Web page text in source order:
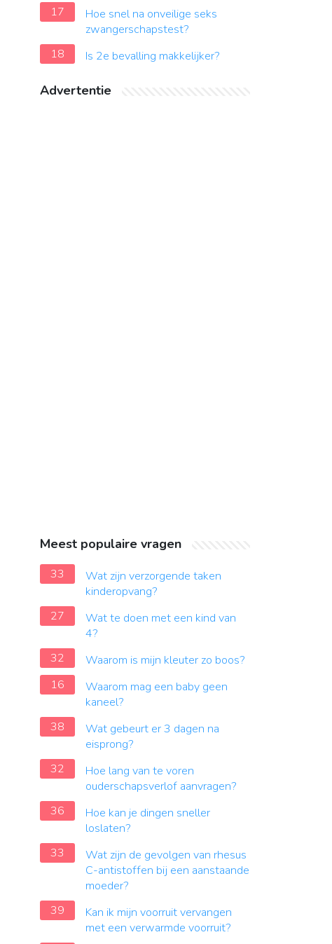
17
Hoe snel na onveilige seks
zwangerschapstest?
18
Is 2e bevalling makkelijker?
Advertentie
Meest populaire vragen
33
Wat zijn verzorgende taken
kinderopvang?
27
Wat te doen met een kind van
4?
32
Waarom is mijn kleuter zo boos?
16
Waarom mag een baby geen
kaneel?
38
Wat gebeurt er 3 dagen na
eisprong?
32
Hoe lang van te voren
ouderschapsverlof aanvragen?
36
Hoe kan je dingen sneller
loslaten?
33
Wat zijn de gevolgen van rhesus
C-antistoffen bij een aanstaande
moeder?
39
Kan ik mijn voorruit vervangen
met een verwarmde voorruit?